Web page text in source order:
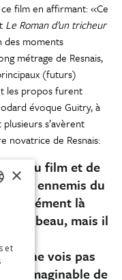
film en affirmant: «Ce
Le Roman d’un tricheur
des moments
métrage de Resnais,
(futurs)
les propos furent
évoque Guitry, à
s’avèrent
novatrice de Resnais:
du film et de
les ennemis du
là
est beau, mais il
je ne vois pas
imaginable de
×
et